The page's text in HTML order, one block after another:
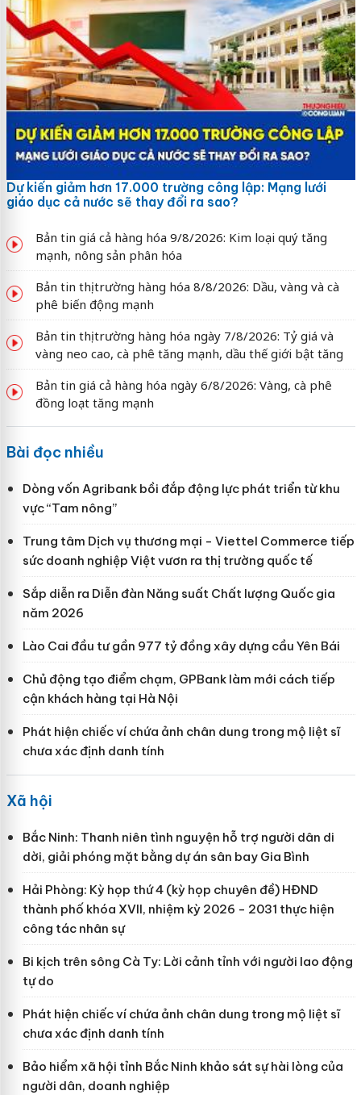
Dự kiến giảm hơn 17.000 trường công lập: Mạng lưới
giáo dục cả nước sẽ thay đổi ra sao?
Bản tin giá cả hàng hóa 9/8/2026: Kim loại quý tăng
mạnh, nông sản phân hóa
Bản tin thị trường hàng hóa 8/8/2026: Dầu, vàng và cà
phê biến động mạnh
Bản tin thị trường hàng hóa ngày 7/8/2026: Tỷ giá và
vàng neo cao, cà phê tăng mạnh, dầu thế giới bật tăng
Bản tin giá cả hàng hóa ngày 6/8/2026: Vàng, cà phê
đồng loạt tăng mạnh
Bài đọc nhiều
Dòng vốn Agribank bồi đắp động lực phát triển từ khu
vực “Tam nông”
Trung tâm Dịch vụ thương mại - Viettel Commerce tiếp
sức doanh nghiệp Việt vươn ra thị trường quốc tế
Sắp diễn ra Diễn đàn Năng suất Chất lượng Quốc gia
năm 2026
Lào Cai đầu tư gần 977 tỷ đồng xây dựng cầu Yên Bái
Chủ động tạo điểm chạm, GPBank làm mới cách tiếp
cận khách hàng tại Hà Nội
Phát hiện chiếc ví chứa ảnh chân dung trong mộ liệt sĩ
chưa xác định danh tính
Xã hội
Bắc Ninh: Thanh niên tình nguyện hỗ trợ người dân di
dời, giải phóng mặt bằng dự án sân bay Gia Bình
Hải Phòng: Kỳ họp thứ 4 (kỳ họp chuyên đề) HĐND
thành phố khóa XVII, nhiệm kỳ 2026 - 2031 thực hiện
công tác nhân sự
Bi kịch trên sông Cà Ty: Lời cảnh tỉnh với người lao động
tự do
Phát hiện chiếc ví chứa ảnh chân dung trong mộ liệt sĩ
chưa xác định danh tính
Bảo hiểm xã hội tỉnh Bắc Ninh khảo sát sự hài lòng của
người dân, doanh nghiệp